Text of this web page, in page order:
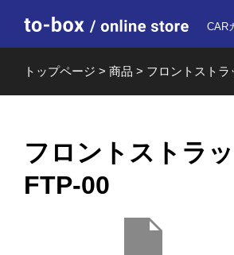
to-box
CAR
トップページ > 商品 > フロントストラ
フロントストラ
FTP-00